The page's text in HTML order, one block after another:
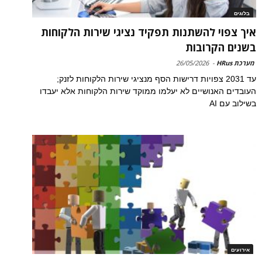
בלוגים
איך צפוי להשתנות תפקיד נציגי שירות הלקוחות
בשנים הקרובות
מערכת HRus -
26/05/2026
עד 2031 צפויות דרישות הסף מנציגי שירות הלקוחות לזנק;
העובדים האנושיים לא יעלמו ממוקד שירות הלקוחות אלא יעבדו
בשילוב עם AI
אירועים